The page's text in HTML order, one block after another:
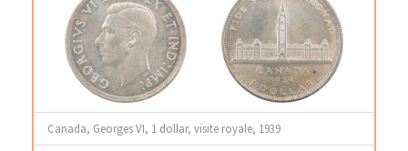
Canada, Georges VI, 1 dollar, visite royale, 1939